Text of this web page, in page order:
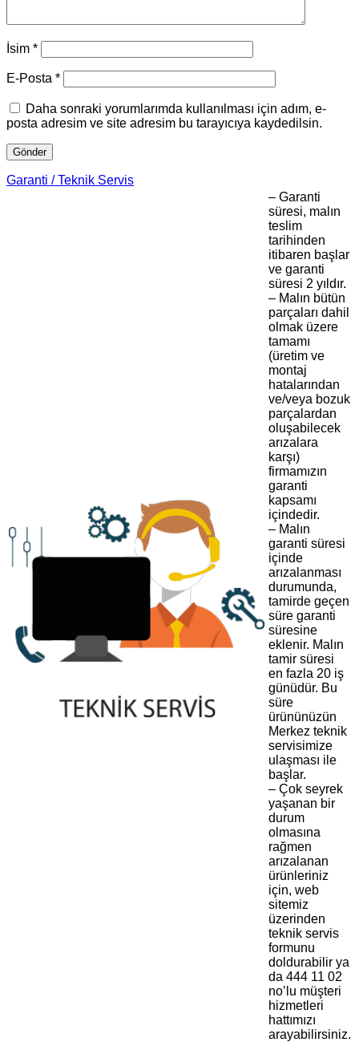
İsim *
E-Posta *
Daha sonraki yorumlarımda kullanılması için adım, e-
posta adresim ve site adresim bu tarayıcıya kaydedilsin.
Garanti / Teknik Servis
– Garanti
süresi, malın
teslim
tarihinden
itibaren başlar
ve garanti
süresi 2 yıldır.
– Malın bütün
parçaları dahil
olmak üzere
tamamı
(üretim ve
montaj
hatalarından
ve/veya bozuk
parçalardan
oluşabilecek
arızalara
karşı)
firmamızın
garanti
kapsamı
içindedir.
– Malın
garanti süresi
içinde
arızalanması
durumunda,
tamirde geçen
süre garanti
süresine
eklenir. Malın
tamir süresi
en fazla 20 iş
günüdür. Bu
süre
ürününüzün
Merkez teknik
servisimize
ulaşması ile
başlar.
– Çok seyrek
yaşanan bir
durum
olmasına
rağmen
arızalanan
ürünleriniz
için, web
sitemiz
üzerinden
teknik servis
formunu
doldurabilir ya
da 444 11 02
no’lu müşteri
hizmetleri
hattımızı
arayabilirsiniz.